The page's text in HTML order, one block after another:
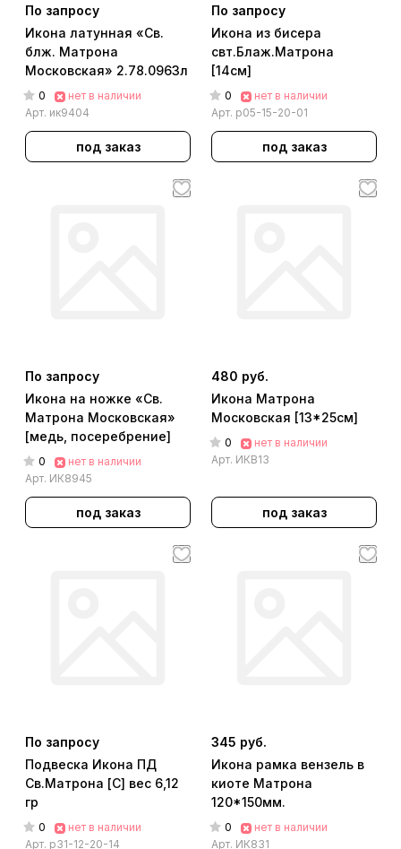
По запросу
Икона латунная «Св.
блж. Матрона
Московская» 2.78.0963л
0
нет в наличии
Арт. ик9404
под заказ
По запросу
Икона из бисера
свт.Блаж.Матрона
[14см]
0
нет в наличии
Арт. р05-15-20-01
под заказ
По запросу
Икона на ножке «Св.
Матрона Московская»
[медь, посеребрение]
0
нет в наличии
Арт. ИК8945
под заказ
480 руб.
Икона Матрона
Московская [13*25см]
0
нет в наличии
Арт. ИКВ13
под заказ
По запросу
Подвеска Икона ПД
Св.Матрона [С] вес 6,12
гр
0
нет в наличии
Арт. р31-12-20-14
345 руб.
Икона рамка вензель в
киоте Матрона
120*150мм.
0
нет в наличии
Арт. ИК831